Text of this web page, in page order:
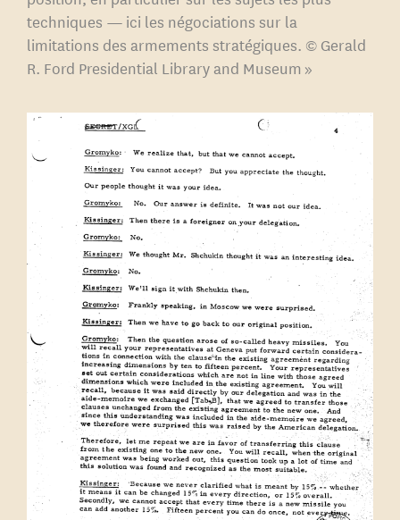
diplomates connaissant mal
le monde extérieur,
imperméables à ses charmes
politique et, de ce fait, non
influençables, pouvait s’avérer
un atout dans la diplomatie
de guerre froide. » 8
techniques — ici les négociations sur la
limitations des armements stratégiques. © Gerald
R. Ford Presidential Library and Museum »